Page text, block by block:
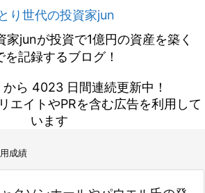
り世代の投資家jun
家junが投資で1億円の資産を築く
を記録するブログ！
ら 4023 日間連続更新中！
エイトやPRを含む広告を利用して
います
成績